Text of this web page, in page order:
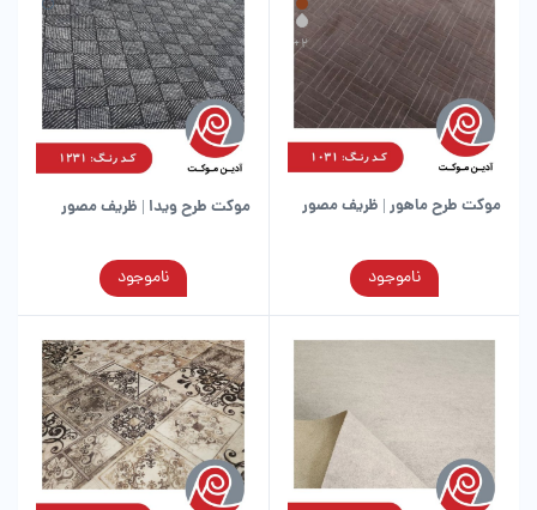
ها
ممکن
است
در
صفحه
محصول
انتخاب
شوند
ها
ممکن
است
در
صفحه
محصول
انتخاب
شوند
موکت طرح ماهور | ظریف مصور
ناموجود
دارای
انواع
ها
ممکن
موکت طرح ویدا | ظریف مصور
ناموجود
دارای
انواع
مختلفی
می
باشد.
گزینه
ها
ممکن